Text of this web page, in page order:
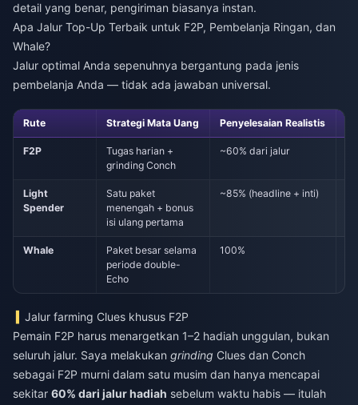
detail yang benar, pengiriman biasanya instan.
Apa Jalur Top-Up Terbaik untuk F2P, Pembelanja Ringan, dan
Whale?
Jalur optimal Anda sepenuhnya bergantung pada jenis
pembelanja Anda — tidak ada jawaban universal.
Rute Strategi Mata Uang Penyelesaian Realistis
F2P
Tugas harian +
grinding Conch
~60% dari jalur
Light
Spender
Satu paket
menengah + bonus
isi ulang pertama
~85% (headline + inti)
Whale
Paket besar selama
periode double-
Echo
100%
Jalur farming Clues khusus F2P
Pemain F2P harus menargetkan 1–2 hadiah unggulan, bukan
seluruh jalur. Saya melakukan grinding Clues dan Conch
sebagai F2P murni dalam satu musim dan hanya mencapai
sekitar 60% dari jalur hadiah sebelum waktu habis — itulah